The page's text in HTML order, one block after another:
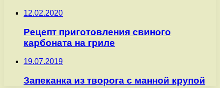
12.02.2020
Рецепт приготовления свиного
карбоната на гриле
19.07.2019
Запеканка из творога с манной крупой